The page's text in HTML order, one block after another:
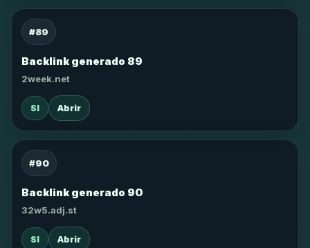
#89
Backlink generado 89
2week.net
SI Abrir
#90
Backlink generado 90
32w5.adj.st
SI Abrir